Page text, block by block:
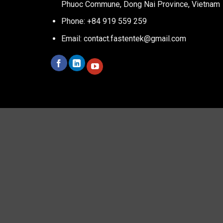
Phuoc Commune, Dong Nai Province, Vietnam
Phone: +84 919 559 259
Email: contact.fastentek@gmail.com